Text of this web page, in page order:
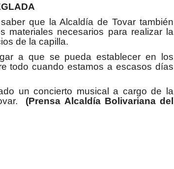
que la Alcaldía de Tovar también
materiales necesarios para realizar la
de la capilla.
a que se pueda establecer en los
todo cuando estamos a escasos días
un concierto musical a cargo de la
(Prensa Alcaldía Bolivariana del